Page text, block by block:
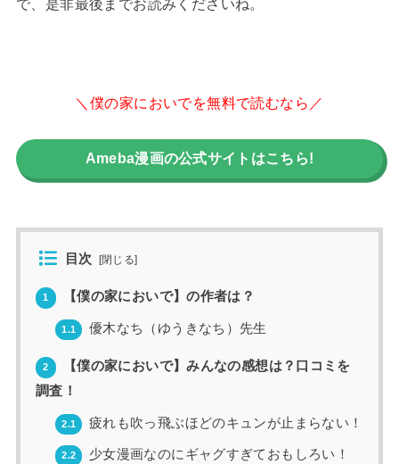
で、是非最後までお読みくださいね。
＼僕の家においでを無料で読むなら／
Ameba漫画の公式サイトはこちら!
目次 [閉じる]
1 【僕の家においで】の作者は？
1.1 優木なち（ゆうきなち）先生
2
【僕の家においで】みんなの感想は？口コミを
調査！
2.1 疲れも吹っ飛ぶほどのキュンが止まらない！
2.2 少女漫画なのにギャグすぎておもしろい！